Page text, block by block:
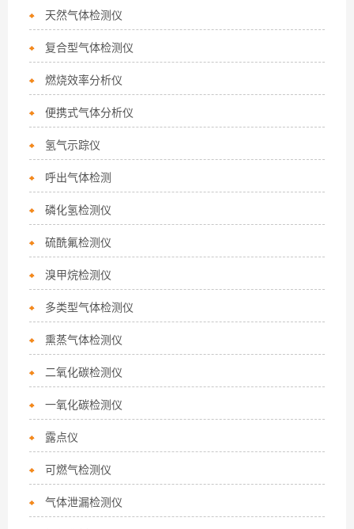
天然气体检测仪
复合型气体检测仪
燃烧效率分析仪
便携式气体分析仪
氢气示踪仪
呼出气体检测
磷化氢检测仪
硫酰氟检测仪
溴甲烷检测仪
多类型气体检测仪
熏蒸气体检测仪
二氧化碳检测仪
一氧化碳检测仪
露点仪
可燃气检测仪
气体泄漏检测仪